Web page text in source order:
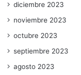
diciembre 2023
noviembre 2023
octubre 2023
septiembre 2023
agosto 2023